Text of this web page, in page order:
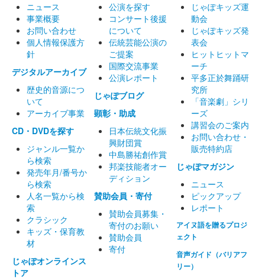
ニュース
事業概要
お問い合わせ
個人情報保護方
針
デジタルアーカイブ
歴史的音源につ
いて
アーカイブ事業
CD・DVDを探す
ジャンル一覧か
ら検索
発売年月/番号か
ら検索
人名一覧から検
索
クラシック
キッズ・保育教
材
じゃぽオンラインス
トア
公演を探す
コンサート後援
について
伝統芸能公演の
ご提案
国際交流事業
公演レポート
じゃぽブログ
顕彰・助成
日本伝統文化振
興財団賞
中島勝祐創作賞
邦楽技能者オー
ディション
賛助会員・寄付
賛助会員募集・
寄付のお願い
賛助会員
寄付
じゃぽキッズ運
動会
じゃぽキッズ発
表会
ヒットヒットマ
ーチ
平多正於舞踊研
究所
「音楽劇」シリ
ーズ
講習会のご案内
お問い合わせ・
販売特約店
じゃぽマガジン
ニュース
ピックアップ
レポート
アイヌ語を贈るプロジ
ェクト
音声ガイド（バリアフ
リー）